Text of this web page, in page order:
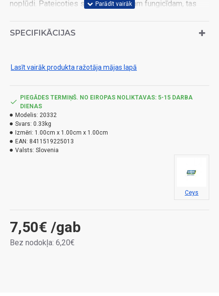
noplūdi. Pateicoties sastāvā esošajam fungicīdam, tas
melns. Iztur veļas pulveri, ziepes, mitrumu un temperatūru
no -20 līdz +100 °C. Tas nesaruks, nelobīsies un
SPECIFIKĀCIJAS
Lasīt vairāk produkta ražotāja mājas lapā
7,50€ /gab
Bez nodokļa: 6,20€
PIEGĀDES TERMIŅŠ. NO EIROPAS NOLIKTAVAS: 5-15 DARBA
DIENAS
Modelis: 20332
Svars: 0.33kg
Izmēri: 1.00cm x 1.00cm x 1.00cm
EAN: 8411519225013
Valsts: Slovenia
Ceys